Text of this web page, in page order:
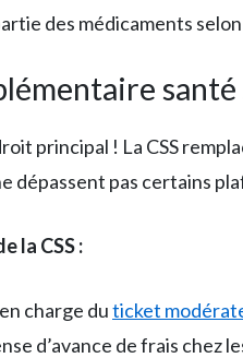
des médicaments
santé
principal ! La CSS
dépassent pas certains
la CSS :
charge duticket
d’avance de frais chez